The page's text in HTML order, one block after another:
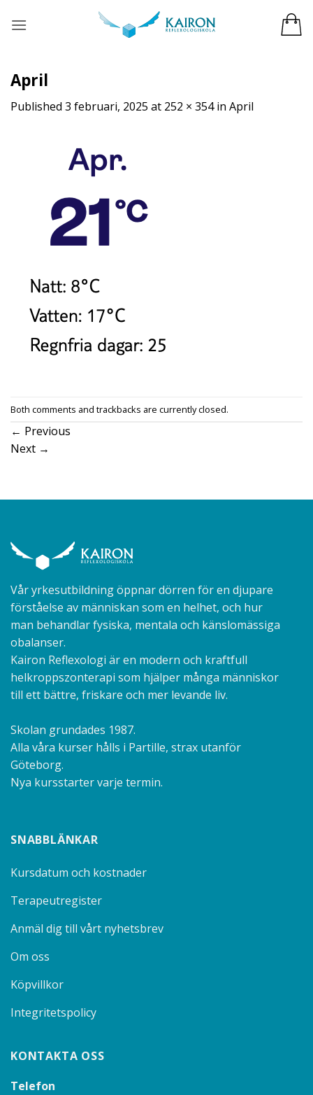
April
Published 3 februari, 2025 at 252 × 354in April
Both comments and trackbacks are currently closed.
← Previous
Next →
Vår yrkesutbildning öppnar dörren för en djupare
förståelse av människan som en helhet, och hur
man behandlar fysiska, mentala och känslomässiga
obalanser.
Kairon Reflexologi är en modern och kraftfull
helkroppszonterapi som hjälper många människor
till ett bättre, friskare och mer levande liv.
Skolan grundades 1987.
Alla våra kurser hålls i Partille, strax utanför
Göteborg.
Nya kursstarter varje termin.
SNABBLÄNKAR
Kursdatum och kostnader
Terapeutregister
Anmäl dig till vårt nyhetsbrev
Om oss
Köpvillkor
Integritetspolicy
KONTAKTA OSS
Telefon